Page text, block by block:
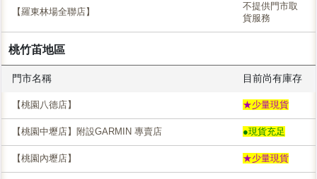
【羅東林場全聯店】
不提供門市取
貨服務
桃竹苖地區
門市名稱 目前尚有庫存
【桃園八德店】 ★少量現貨
【桃園中壢店】附設GARMIN 專賣店 ●現貨充足
【桃園內壢店】 ★少量現貨